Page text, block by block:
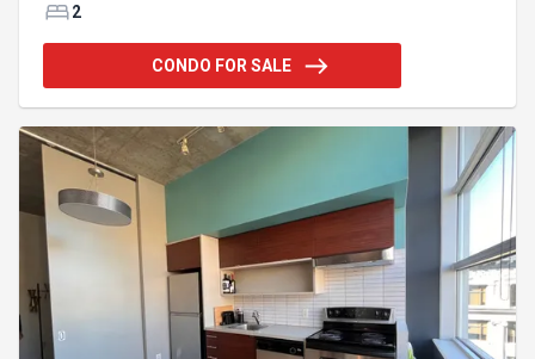
cuisine et la salle de bain rénovées ajoutent une
salon lumineux, une salle à manger, 1 salle de bain
complète et 1 salle d'eau, il est prêt à vous
stationnement pour 2 voitures complètent le tout. À
deux pas du parc La Fontaine, des commerc
2
CONDO FOR SALE